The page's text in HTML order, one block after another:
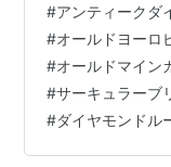
アントカットで
う… そうなればも
石を購入するため
アンティークダイ
ーーー！！！！
のものを追加で2
#アンティークダ
#オールドヨーロ
#オールドマイン
#サーキュラーブ
#ダイヤモンドル